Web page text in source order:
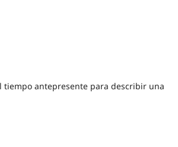
tiempo antepresente para describir una